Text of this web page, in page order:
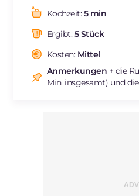
Fette
Ballaststoffe
Cholesterin
Natrium
Kochzeit:5 min
Ergibt:5 Stück
Kosten: Mittel
Anmerkungen + die
Min. insgesamt) und die